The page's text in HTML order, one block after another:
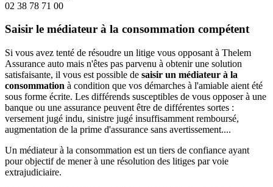
02 38 78 71 00
Saisir le médiateur à la consommation compétent
Si vous avez tenté de résoudre un litige vous opposant à Thelem
Assurance auto mais n'êtes pas parvenu à obtenir une solution
satisfaisante, il vous est possible de saisir un médiateur à la
consommation à condition que vos démarches à l'amiable aient été
sous forme écrite. Les différends susceptibles de vous opposer à une
banque ou une assurance peuvent être de différentes sortes :
versement jugé indu, sinistre jugé insuffisamment remboursé,
augmentation de la prime d'assurance sans avertissement....
Un médiateur à la consommation est un tiers de confiance ayant
pour objectif de mener à une résolution des litiges par voie
extrajudiciaire.